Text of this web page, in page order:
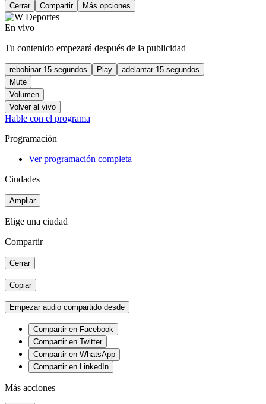
Cerrar
Compartir Más opciones
En vivo
Tu contenido empezará después de la publicidad
rebobinar 15 segundos Play
adelantar 15 segundos
Mute
Volumen
Volver al vivo
Hable con el programa
Programación
Ver programación completa
Ciudades
Ampliar
Elige una ciudad
Compartir
Cerrar
Copiar
Empezar audio compartido desde
Compartir en Facebook
Compartir en Twitter
Compartir en WhatsApp
Compartir en LinkedIn
Más acciones